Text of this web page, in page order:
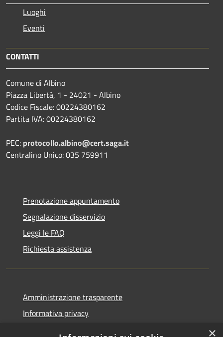
Luoghi
Eventi
CONTATTI
Comune di Albino
Piazza Libertà, 1 - 24021 - Albino
Codice Fiscale: 00224380162
Partita IVA: 00224380162
PEC: protocollo.albino@cert.saga.it
Centralino Unico: 035 759911
Prenotazione appuntamento
Segnalazione disservizio
Leggi le FAQ
Richiesta assistenza
Amministrazione trasparente
Informativa privacy
×